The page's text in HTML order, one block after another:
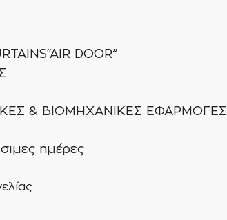
DOOR”
& ΒΙΟΜΗΧΑΝΙΚΕΣ ΕΦΑΡΜΟΓΕΣ
ημέρες